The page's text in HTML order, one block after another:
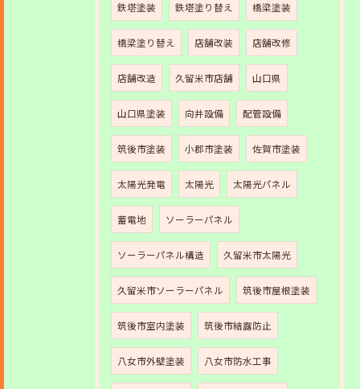
鉄塔塗装 鉄塔塗り替え 橋梁塗装
橋梁塗り替え 店舗改装 店舗改修
店舗改造 久留米市店舗 山口県
山口県塗装 向井設備 配管設備
筑後市塗装 小郡市塗装 佐賀市塗装
太陽光発電 太陽光 太陽光パネル
蓄電地 ソーラーパネル
ソーラーパネル構造 久留米市太陽光
久留米市ソーラーパネル 筑後市屋根塗装
筑後市室内塗装 筑後市結露防止
八女市外壁塗装 八女市防水工事